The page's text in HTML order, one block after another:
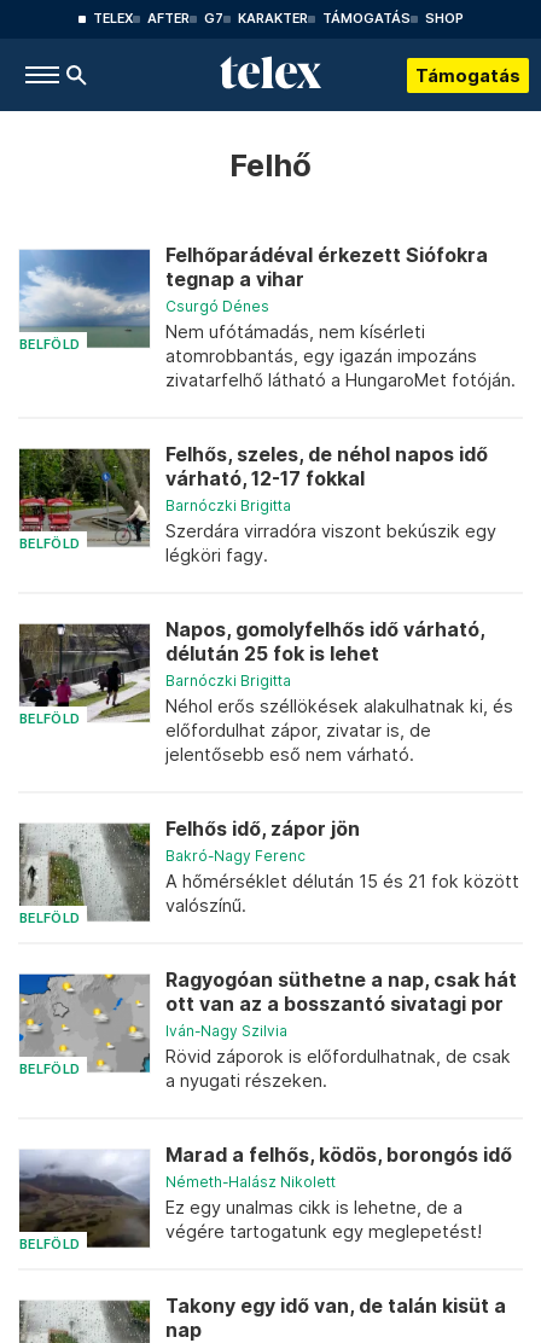
TELEX AFTER G7 KARAKTER TÁMOGATÁS SHOP
Támogatás
Felhő
BELFÖLD
Felhőparádéval érkezett Siófokra
tegnap a vihar
Csurgó Dénes
Nem ufótámadás, nem kísérleti
atomrobbantás, egy igazán impozáns
zivatarfelhő látható a HungaroMet fotóján.
BELFÖLD
Felhős, szeles, de néhol napos idő
várható, 12-17 fokkal
Barnóczki Brigitta
Szerdára virradóra viszont bekúszik egy
légköri fagy.
BELFÖLD
Napos, gomolyfelhős idő várható,
délután 25 fok is lehet
Barnóczki Brigitta
Néhol erős széllökések alakulhatnak ki, és
előfordulhat zápor, zivatar is, de
jelentősebb eső nem várható.
BELFÖLD
Felhős idő, zápor jön
Bakró-Nagy Ferenc
A hőmérséklet délután 15 és 21 fok között
valószínű.
BELFÖLD
Ragyogóan süthetne a nap, csak hát
ott van az a bosszantó sivatagi por
Iván-Nagy Szilvia
Rövid záporok is előfordulhatnak, de csak
a nyugati részeken.
BELFÖLD
Marad a felhős, ködös, borongós idő
Németh-Halász Nikolett
Ez egy unalmas cikk is lehetne, de a
végére tartogatunk egy meglepetést!
Takony egy idő van, de talán kisüt a
nap